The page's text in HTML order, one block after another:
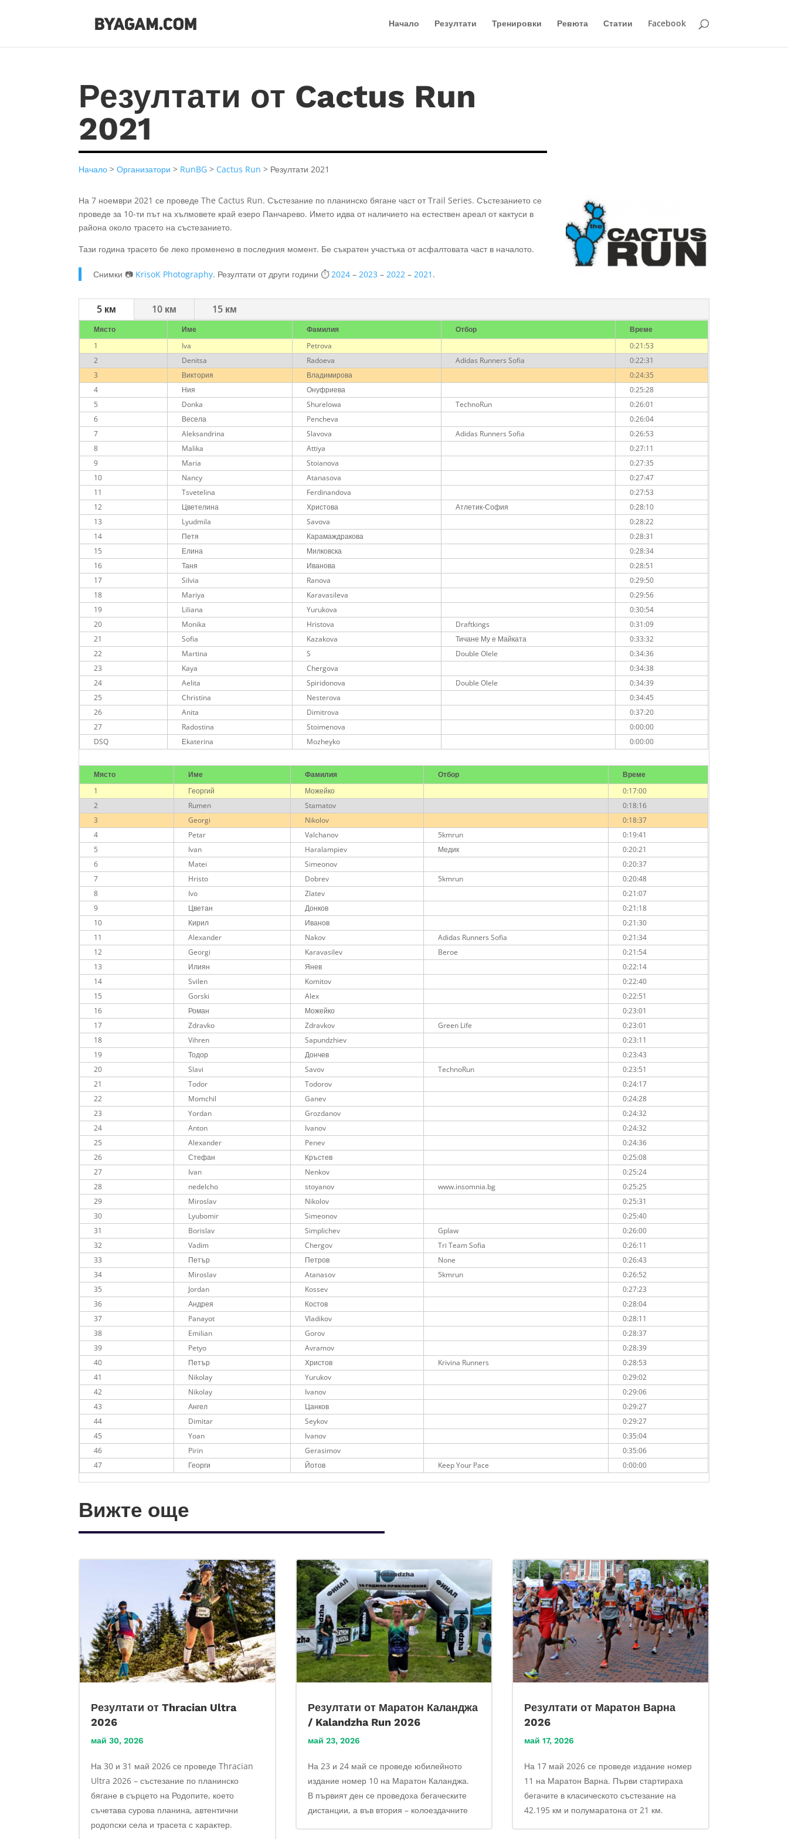
Начало Резултати Тренировки Ревюта Статии Facebook
Резултати от Cactus Run
2021
Начало >Организатори > RunBG > Cactus Run > Резултати 2021
На 7 ноември 2021 се проведе The Cactus Run. Състезание по планинско бягане част от Trail Series. Състезанието се
проведе за 10-ти път на хълмовете край езеро Панчарево. Името идва от наличието на естествен ареал от кактуси в
района около трасето на състезанието.
Тази година трасето бе леко променено в последния момент. Бе съкратен участъка от асфалтовата част в началото.
Снимки 📷 KrisoK Photography. Резултати от други години ⏱️2024 –2023 –2022 –2021 .
5 км 10 км 15 км
Място Име Фамилия Отбор
Време
1
Iva Petrova
0:21:53
2
Denitsa Radoeva Adidas Runners Sofia
0:22:31
3
Виктория Владимирова
0:24:35
4
Ния Онуфриева
0:25:28
5
Donka Shurelowa TechnoRun
0:26:01
6
Весела Pencheva
0:26:04
7
Aleksandrina Slavova Adidas Runners Sofia
0:26:53
8
Malika Attiya
0:27:11
9
Maria Stoianova
0:27:35
10
Nancy Atanasova
0:27:47
11
Tsvetelina Ferdinandova
0:27:53
12
Цветелина Христова Атлетик-София
0:28:10
13
Lyudmila Savova
0:28:22
14
Петя Карамаждракова
0:28:31
15
Елина Милковска
0:28:34
16
Таня Иванова
0:28:51
17
Silvia Ranova
0:29:50
18
Mariya Karavasileva
0:29:56
19
Liliana Yurukova
0:30:54
20
Monika Hristova Draftkings
0:31:09
21
Sofia Kazakova Тичане Му е Майката
0:33:32
22
Martina S Double Olele
0:34:36
23
Kaya Chergova
0:34:38
24
Aelita Spiridonova Double Olele
0:34:39
25
Christina Nesterova
0:34:45
26
Anita Dimitrova
0:37:20
27
Radostina Stoimenova
0:00:00
DSQ
Еkaterina Mozheyko 0:00:00
Място Име Фамилия Отбор
Време
1
Георгий Можейко
0:17:00
2
Rumen Stamatov
0:18:16
3
Georgi Nikolov
0:18:37
4
Petar Valchanov 5kmrun
0:19:41
5
Ivan Haralampiev Медик
0:20:21
6
Matei Simeonov
0:20:37
7
Hristo Dobrev 5kmrun
0:20:48
8
Ivo Zlatev
0:21:07
9
Цветан Донков
0:21:18
10
Кирил Иванов
0:21:30
11
Alexander Nakov Adidas Runners Sofia
0:21:34
12
Georgi Karavasilev Beroe
0:21:54
13
Илиян Янев
0:22:14
14
Svilen Komitov
0:22:40
15
Gorski Alex
0:22:51
16
Роман Можейко
0:23:01
17
Zdravko Zdravkov Green Life
0:23:01
18
Vihren Sapundzhiev
0:23:11
19
Тодор Дончев
0:23:43
20
Slavi Savov TechnoRun
0:23:51
21
Todor Todorov
0:24:17
22
Momchil Ganev
0:24:28
23
Yordan Grozdanov
0:24:32
24
Anton Ivanov
0:24:32
25
Alexander Penev
0:24:36
26
Стефан Кръстев
0:25:08
27
Ivan Nenkov
0:25:24
28
nedelcho stoyanov www.insomnia.bg
0:25:25
29
Miroslav Nikolov
0:25:31
30
Lyubomir Simeonov
0:25:40
31
Borislav Simplichev Gplaw
0:26:00
32
Vadim Chergov Tri Team Sofia
0:26:11
33
Петър Петров None
0:26:43
34
Miroslav Atanasov 5kmrun
0:26:52
35
Jordan Kossev
0:27:23
36
Андрея Костов
0:28:04
37
Panayot Vladikov
0:28:11
38
Emilian Gorov
0:28:37
39
Petyo Avramov
0:28:39
40
Петър Христов Krivina Runners
0:28:53
41
Nikolay Yurukov
0:29:02
42
Nikolay Ivanov
0:29:06
43
Ангел Цанков
0:29:27
44
Dimitar Seykov
0:29:27
45
Yoan Ivanov
0:35:04
46
Pirin Gerasimov
0:35:06
47
Георги Йотов Keep Your Pace 0:00:00
Вижте още
Резултати от Thracian Ultra
2026
май 30, 2026
На 30 и 31 май 2026 се проведе Thracian
Ultra 2026 – състезание по планинско
бягане в сърцето на Родопите, което
съчетава сурова планина, автентични
родопски села и трасета с характер.
Резултати от Маратон Каланджа
/ Kalandzha Run 2026
май 23, 2026
На 23 и 24 май се проведе юбилейното
издание номер 10 на Маратон Каланджа.
В първият ден се проведоха бегаческите
дистанции, а във втория – колоездачните
Резултати от Маратон Варна
2026
май 17, 2026
На 17 май 2026 се проведе издание номер
11 на Маратон Варна. Първи стартираха
бегачите в класическото състезание на
42.195 км и полумаратона от 21 км.